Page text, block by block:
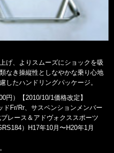
げ、よりスムーズにショックを吸
なき操縦性としなやかな乗り心地
したハンドリングパッケージ。
円）【2010/10/1価格改定】
Fr/Rr、サスペンションメンバー
レース＆アドヴォクススポーツ
）H17年10月〜H20年1月